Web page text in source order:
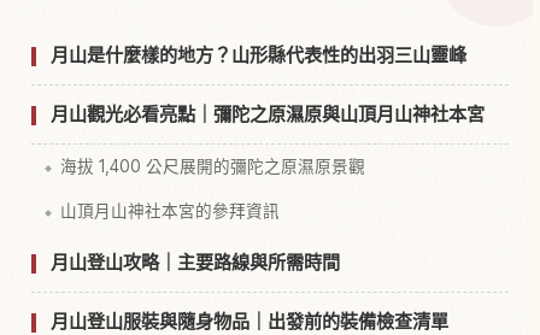
月山是什麼樣的地方？山形縣代表性的出羽三山靈峰
月山觀光必看亮點｜彌陀之原濕原與山頂月山神社本宮
海拔 1,400 公尺展開的彌陀之原濕原景觀
山頂月山神社本宮的參拜資訊
月山登山攻略｜主要路線與所需時間
月山登山服裝與隨身物品｜出發前的裝備檢查清單